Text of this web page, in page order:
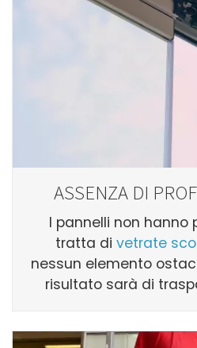
ASSENZA DI
I pannelli non hanno
tratta di vetrate
nessun elemento
risultato sarà di